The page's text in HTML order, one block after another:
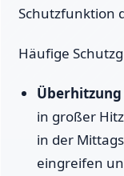
Schutzfunktion
Häufige
Überhitzung
in großer
in der
eingreifen